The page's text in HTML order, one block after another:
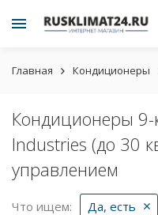
Главная Кондиционеры
Кондиционеры 9-
Industries (до 30
управлением
Что ищем: Да, есть